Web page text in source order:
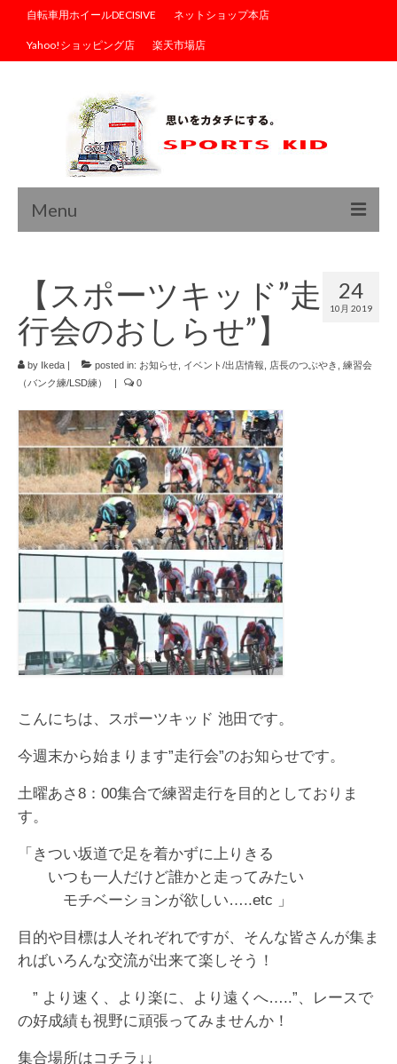
自転車用ホイールDECISIVE ネットショップ本店
Yahoo!ショッピング店 楽天市場店
Menu
ブログ
商品情報
サイクルウェア
イベント/出店情報
アクセス・営業時間
お問い合わせ
オーダージャージ
スポーツキッド ホーム
24
10月 2019
【スポーツキッド”走
行会のおしらせ”】
by Ikeda | posted in: お知らせ イベント/出店情報 店長のつぶやき
練習会
（バンク練/LSD練）
| 0
こんにちは、スポーツキッド 池田です。
今週末から始まります”走行会”のお知らせです。
土曜あさ8：00集合で練習走行を目的としておりま
す。
「きつい坂道で足を着かずに上りきる
いつも一人だけど誰かと走ってみたい
モチベーションが欲しい…..etc 」
目的や目標は人それぞれですが、そんな皆さんが集ま
ればいろんな交流が出来て楽しそう！
” より速く、より楽に、より遠くへ…..”、レースで
の好成績も視野に頑張ってみませんか！
集合場所はコチラ↓↓